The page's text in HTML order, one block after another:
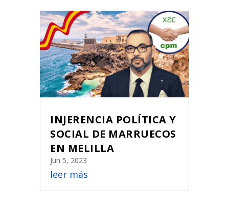
INJERENCIA POLÍTICA Y
SOCIAL DE MARRUECOS
EN MELILLA
Jun 5, 2023
leer más